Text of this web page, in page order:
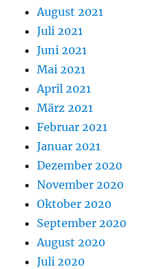
August 2021
Juli 2021
Juni 2021
Mai 2021
April 2021
März 2021
Februar 2021
Januar 2021
Dezember 2020
November 2020
Oktober 2020
September 2020
August 2020
Juli 2020